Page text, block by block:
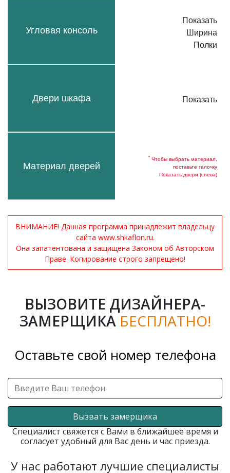
Угловая консоль
Двери шкафа
Материал дверей
Показать
Ширина
Полки
Показать
* Чтобы выбрать материал,
поставьте галочку
Показать двери (слева)
ВНИМАНИЕ! Данная программа принадлежит владельцу
сайта www.shkaflon.ru.
Она запатентована и защищена Законом об Авторском
Праве. Копирование строго запрещено!
ВЫЗОВИТЕ ДИЗАЙНЕРА-
ЗАМЕРЩИКА БЕСПЛАТНО!
Оставьте свой номер телефона
Вызвать замерщика
Специалист свяжется с Вами в ближайшее время и
согласует удобный для Вас день и час приезда.
У нас работают лучшие специалисты